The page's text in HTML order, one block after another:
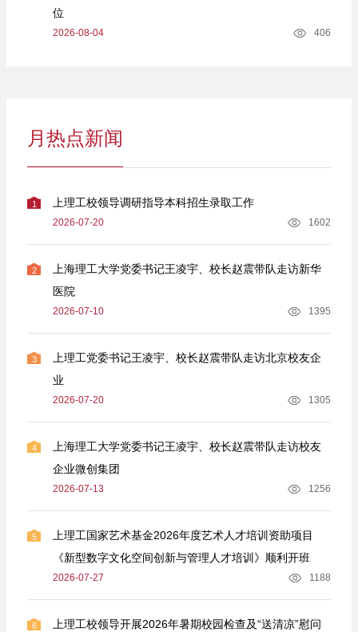
位
2026-08-04 406
月热点新闻
1 上理工校领导调研指导本科招生录取工作
2026-07-20 1602
2
上海理工大学党委书记王凌宇、校长赵震带队走访新华
医院
2026-07-10 1395
3
上理工党委书记王凌宇、校长赵震带队走访北京校友企
业
2026-07-20 1305
4
上海理工大学党委书记王凌宇、校长赵震带队走访校友
企业微创集团
2026-07-13 1256
5
上理工国家艺术基金2026年度艺术人才培训资助项目
《新型数字文化空间创新与管理人才培训》顺利开班
2026-07-27 1188
6
上理工校领导开展2026年暑期校园检查及“送清凉”慰问